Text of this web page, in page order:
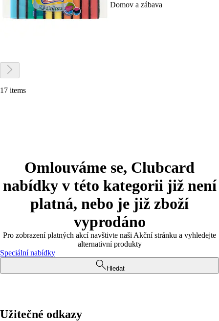
Domov a zábava
17 items
Omlouváme se, Clubcard
nabídky v této kategorii již není
platná, nebo je již zboží
vyprodáno
Pro zobrazení platných akcí navštivte naši Akční stránku a vyhledejte
alternativní produkty
Speciální nabídky
Hledat
Užitečné odkazy